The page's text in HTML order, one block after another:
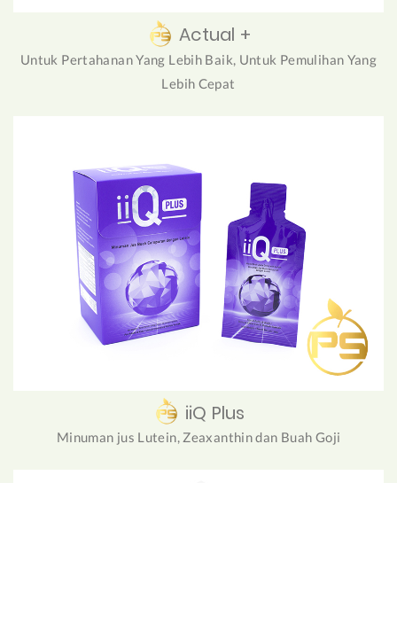
Actual +
Untuk Pertahanan Yang Lebih Baik, Untuk Pemulihan Yang
Lebih Cepat
iiQ Plus
Minuman jus Lutein, Zeaxanthin dan Buah Goji